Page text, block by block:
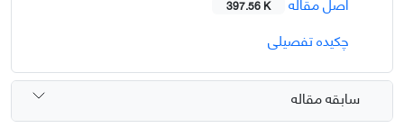
397.56 K
چکیده تفصیلی
سابقه مقاله